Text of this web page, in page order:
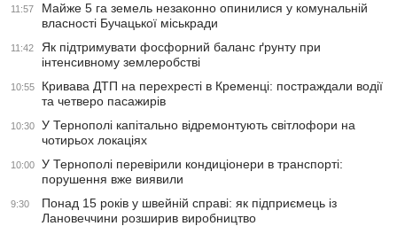
11:57
Майже 5 га земель незаконно опинилися у комунальній
власності Бучацької міськради
11:42
Як підтримувати фосфорний баланс ґрунту при
інтенсивному землеробстві
10:55
Кривава ДТП на перехресті в Кременці: постраждали водії
та четверо пасажирів
10:30
У Тернополі капітально відремонтують світлофори на
чотирьох локаціях
10:00
У Тернополі перевірили кондиціонери в транспорті:
порушення вже виявили
9:30
Понад 15 років у швейній справі: як підприємець із
Лановеччини розширив виробництво